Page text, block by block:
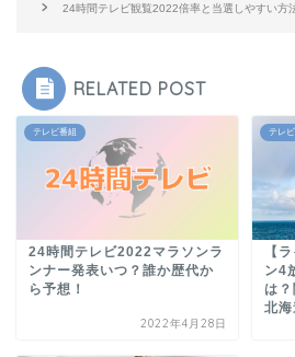
24時間テレビ観覧2022倍率と当選しやすい方
RELATED POST
テレビ番組
24時間テレビ2022マラソンラ
ンナー発表いつ？誰か歴代か
ら予想！
2022年4月28日
テレ
【
ン4
は
北海